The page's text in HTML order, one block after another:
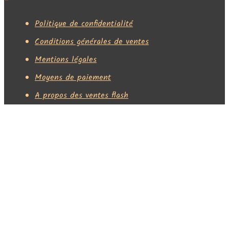
Politique de confidentialité
Conditions générales de ventes
Mentions légales
Moyens de paiement
A propos des ventes flash